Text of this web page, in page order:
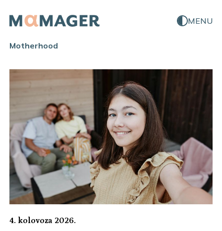
MENU
Motherhood
4. kolovoza 2026.